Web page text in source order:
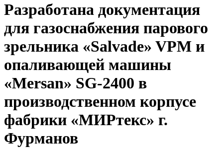
Разработана документация
для газоснабжения парового
зрельника «Salvade» VPM и
опаливающей машины
«Mersan» SG-2400 в
производственном корпусе
фабрики «МИРтекс» г.
Фурманов